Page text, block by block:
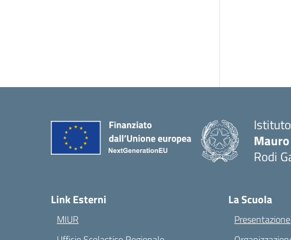
Rodi
Link Esterni
MIUR
La Scuola
Presentazione